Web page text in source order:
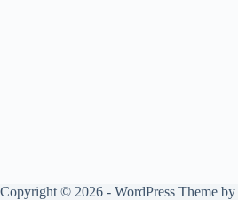
Copyright © 2026 - WordPress Theme by